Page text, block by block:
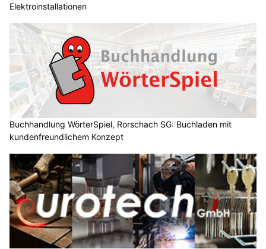
Elektroinstallationen
Buchhandlung WörterSpiel, Rorschach SG: Buchladen mit
kundenfreundlichem Konzept